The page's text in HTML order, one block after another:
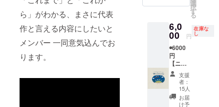
ら」がわかる、まさに代表
作と言える内容にしたいと
メンバー 一同意気込んでお
ります。
メン
バー全
バンド
１０周
年記念
リモー
トパー
ティー
＆打ち
族同士
複数人
で参加
希望の
方は事
前にお
問い合
わせの
上、ご
相談く
ださ
す！ ☆
された
方が、
（ご本
人を除
く）最
大3名様
までご
家族や
ご友人
をお誘
いいた
のオリ
ソング
をホタ
バンが
書き下
ろしま
す！ メ
ンバー
とあな
たとで
打ち合
わせを
選
択
す
る
6,0
00 円
在庫な
し
◉6000
円
【ニュ
ーアル
バムCD
＋クラ
ファン
記念限
支援
者：
15人
お届
け予